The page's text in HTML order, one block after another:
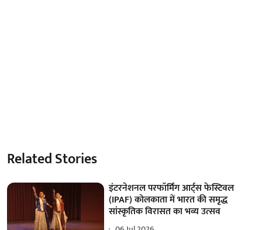
Related Stories
इंटरनेशनल परफॉर्मिंग आर्ट्स फेस्टिवल
(IPAF) कोलकाता में भारत की समृद्ध
सांस्कृतिक विरासत का भव्य उत्सव